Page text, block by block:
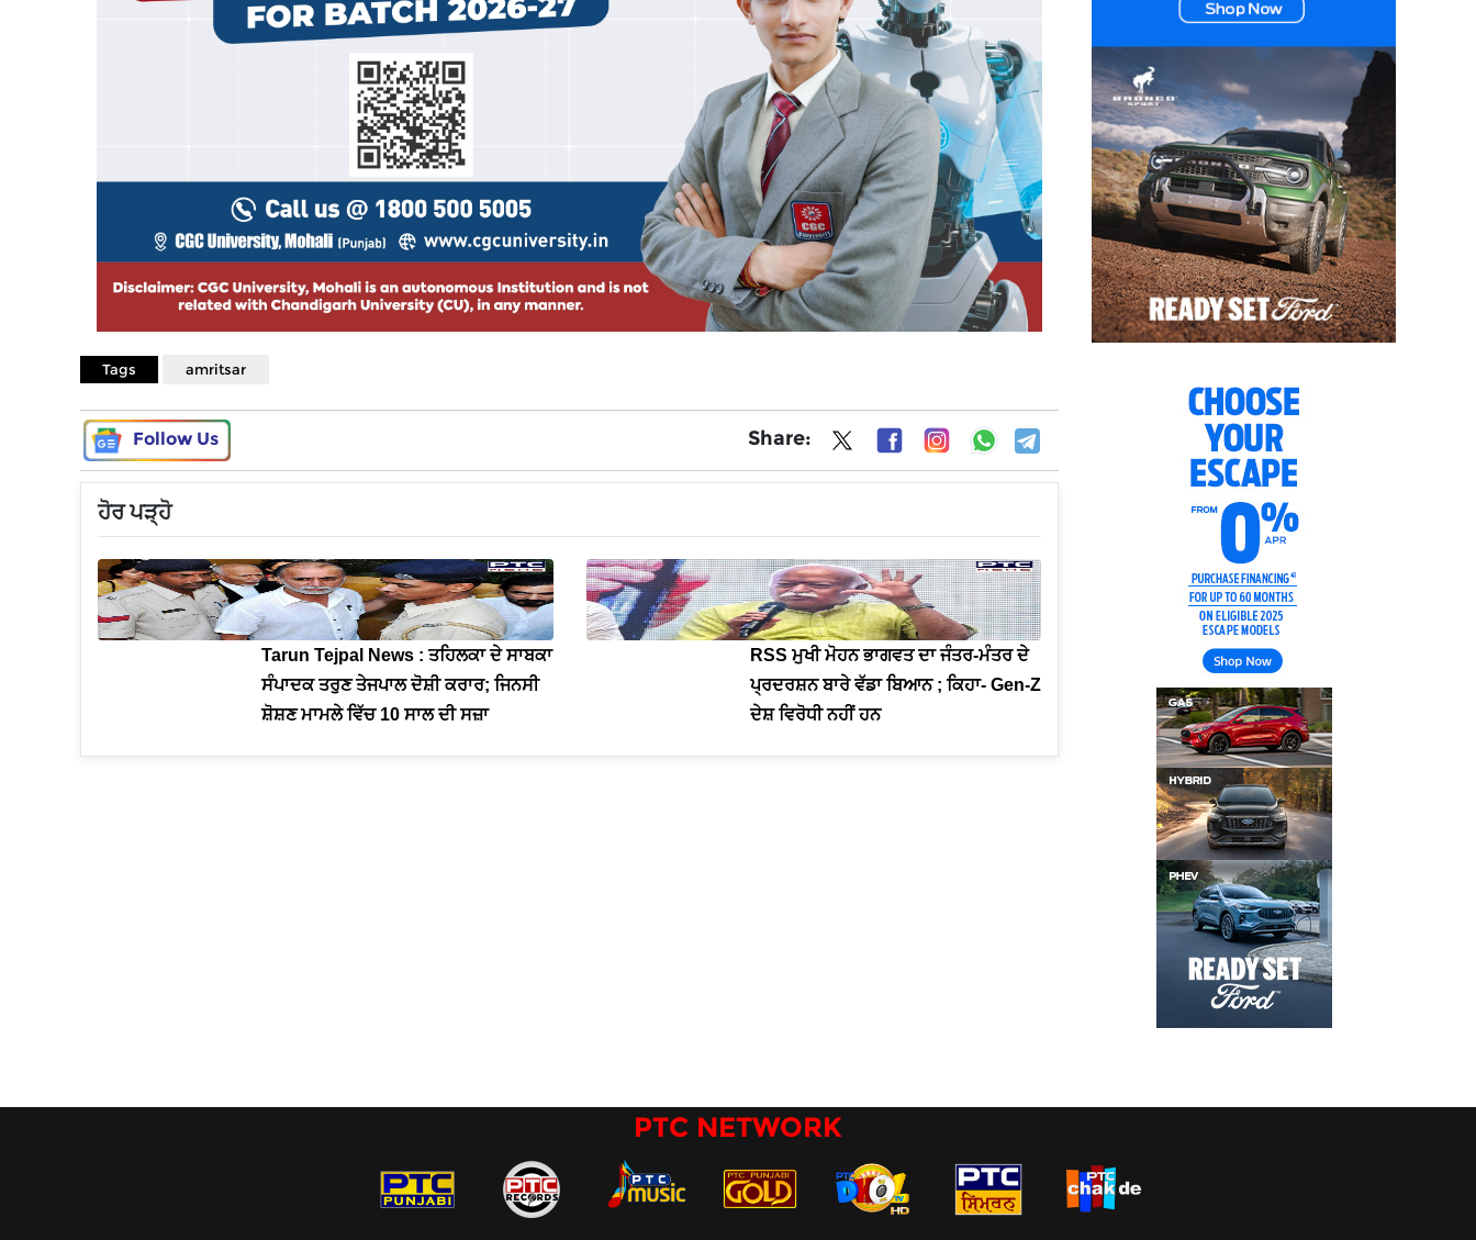
Tags amritsar
Follow Us Share:
ਹੋਰ ਪੜ੍ਹੋ
Tarun Tejpal News : ਤਹਿਲਕਾ ਦੇ ਸਾਬਕਾ
ਸੰਪਾਦਕ ਤਰੁਣ ਤੇਜਪਾਲ ਦੋਸ਼ੀ ਕਰਾਰ; ਜਿਨਸੀ
ਸ਼ੋਸ਼ਣ ਮਾਮਲੇ ਵਿੱਚ 10 ਸਾਲ ਦੀ ਸਜ਼ਾ
RSS ਮੁਖੀ ਮੋਹਨ ਭਾਗਵਤ ਦਾ ਜੰਤਰ-ਮੰਤਰ ਦੇ
ਪ੍ਰਦਰਸ਼ਨ ਬਾਰੇ ਵੱਡਾ ਬਿਆਨ ; ਕਿਹਾ- Gen-Z
ਦੇਸ਼ ਵਿਰੋਧੀ ਨਹੀਂ ਹਨ
PTC NETWORK